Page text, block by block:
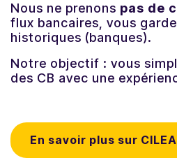
Actualités
Contactez-nous
Se connecter
Nous ne prenons pas de
flux bancaires, vous
historiques (banques).
Notre objectif : vous
des CB avec une
En savoir plus sur